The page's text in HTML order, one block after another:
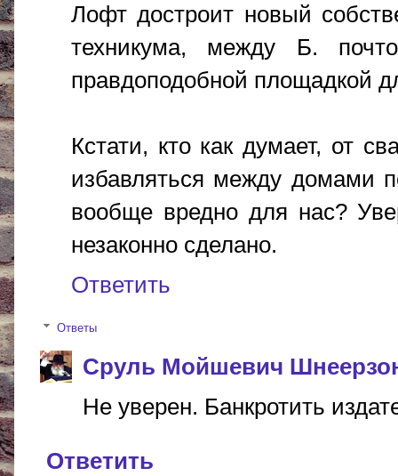
Лофт достроит новый
техникума, между Б.
правдоподобной площадкой
Кстати, кто как думает, от
избавляться между домами
вообще вредно для нас?
незаконно сделано.
Ответить
Ответы
Сруль Мойшевич
Не уверен. Банкротить
Ответить